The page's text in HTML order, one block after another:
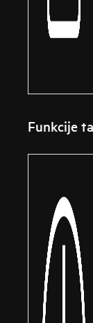
Funkcije